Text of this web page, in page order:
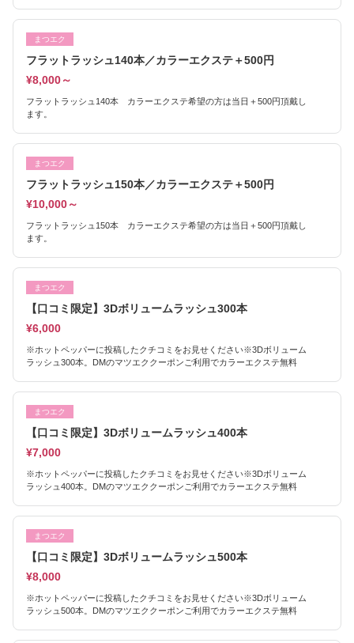
まつエク
フラットラッシュ140本／カラーエクステ＋500円
¥8,000～
フラットラッシュ140本 カラーエクステ希望の方は当日＋500円頂戴し
ます。
まつエク
フラットラッシュ150本／カラーエクステ＋500円
¥10,000～
フラットラッシュ150本 カラーエクステ希望の方は当日＋500円頂戴し
ます。
まつエク
【口コミ限定】3Dボリュームラッシュ300本
¥6,000
※ホットペッパーに投稿したクチコミをお見せください※3Dボリューム
ラッシュ300本。DMのマツエククーポンご利用でカラーエクステ無料
まつエク
【口コミ限定】3Dボリュームラッシュ400本
¥7,000
※ホットペッパーに投稿したクチコミをお見せください※3Dボリューム
ラッシュ400本。DMのマツエククーポンご利用でカラーエクステ無料
まつエク
【口コミ限定】3Dボリュームラッシュ500本
¥8,000
※ホットペッパーに投稿したクチコミをお見せください※3Dボリューム
ラッシュ500本。DMのマツエククーポンご利用でカラーエクステ無料